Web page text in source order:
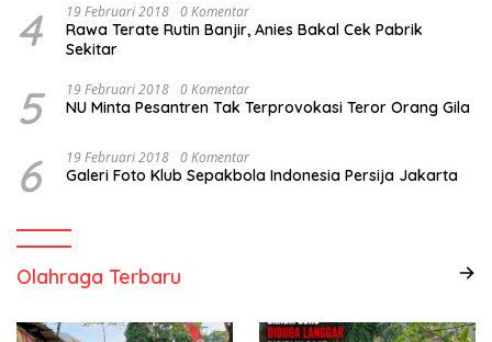
4 19 Februari 2018 0 Komentar
Rawa Terate Rutin Banjir, Anies Bakal Cek Pabrik
Sekitar
5 19 Februari 2018 0 Komentar
NU Minta Pesantren Tak Terprovokasi Teror Orang Gila
6 19 Februari 2018 0 Komentar
Galeri Foto Klub Sepakbola Indonesia Persija Jakarta
Olahraga Terbaru